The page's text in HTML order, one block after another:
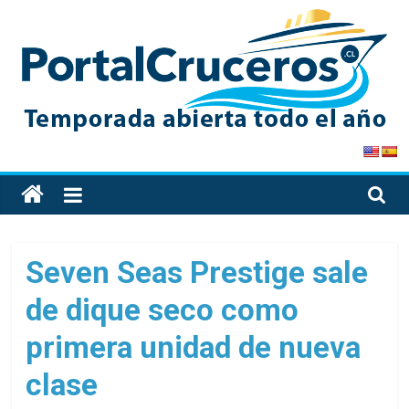
content
PortalCruceros
Toda
la
de
cruceros
en
un
solo
sitio
Seven Seas Prestige sale
de dique seco como
primera unidad de nueva
clase